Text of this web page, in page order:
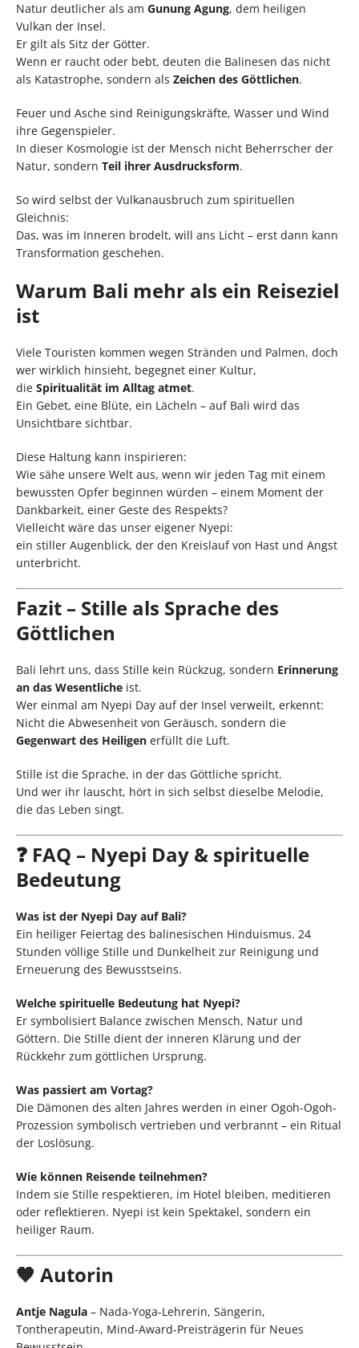
Natur deutlicher als am Gunung Agung, dem heiligen
Vulkan der Insel.
Er gilt als Sitz der Götter.
Wenn er raucht oder bebt, deuten die Balinesen das nicht
als Katastrophe, sondern als Zeichen des Göttlichen.
Feuer und Asche sind Reinigungskräfte, Wasser und Wind
ihre Gegenspieler.
In dieser Kosmologie ist der Mensch nicht Beherrscher der
Natur, sondern Teil ihrer Ausdrucksform.
So wird selbst der Vulkanausbruch zum spirituellen
Gleichnis:
Das, was im Inneren brodelt, will ans Licht – erst dann kann
Transformation geschehen.
Warum Bali mehr als ein Reiseziel
ist
Viele Touristen kommen wegen Stränden und Palmen, doch
wer wirklich hinsieht, begegnet einer Kultur,
die Spiritualität im Alltag atmet.
Ein Gebet, eine Blüte, ein Lächeln – auf Bali wird das
Unsichtbare sichtbar.
Diese Haltung kann inspirieren:
Wie sähe unsere Welt aus, wenn wir jeden Tag mit einem
bewussten Opfer beginnen würden – einem Moment der
Dankbarkeit, einer Geste des Respekts?
Vielleicht wäre das unser eigener Nyepi:
ein stiller Augenblick, der den Kreislauf von Hast und Angst
unterbricht.
Fazit – Stille als Sprache des
Göttlichen
Bali lehrt uns, dass Stille kein Rückzug, sondern Erinnerung
an das Wesentliche ist.
Wer einmal am Nyepi Day auf der Insel verweilt, erkennt:
Nicht die Abwesenheit von Geräusch, sondern die
Gegenwart des Heiligen erfüllt die Luft.
Stille ist die Sprache, in der das Göttliche spricht.
Und wer ihr lauscht, hört in sich selbst dieselbe Melodie,
die das Leben singt.
❓ FAQ – Nyepi Day & spirituelle
Bedeutung
Was ist der Nyepi Day auf Bali?
Ein heiliger Feiertag des balinesischen Hinduismus. 24
Stunden völlige Stille und Dunkelheit zur Reinigung und
Erneuerung des Bewusstseins.
Welche spirituelle Bedeutung hat Nyepi?
Er symbolisiert Balance zwischen Mensch, Natur und
Göttern. Die Stille dient der inneren Klärung und der
Rückkehr zum göttlichen Ursprung.
Was passiert am Vortag?
Die Dämonen des alten Jahres werden in einer Ogoh-Ogoh-
Prozession symbolisch vertrieben und verbrannt – ein Ritual
der Loslösung.
Wie können Reisende teilnehmen?
Indem sie Stille respektieren, im Hotel bleiben, meditieren
oder reflektieren. Nyepi ist kein Spektakel, sondern ein
heiliger Raum.
🧡 Autorin
Antje Nagula – Nada-Yoga-Lehrerin, Sängerin,
Tontherapeutin, Mind-Award-Preisträgerin für Neues